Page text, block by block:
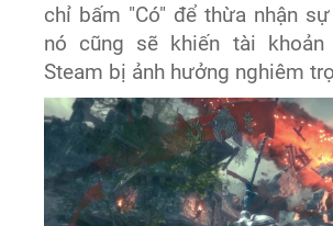
chỉ bấm "Có" để thừa nhận
nó cũng sẽ khiến tài khoản
Steam bị ảnh hưởng nghiêm